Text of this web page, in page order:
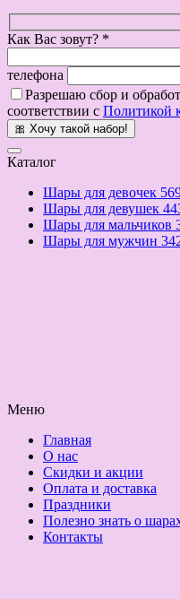
Как Вас зовут? *
телефона
Разрешаю сбор и
соответствии с Политикой
🎀 Хочу такой набор!
Каталог
Шары для девочек
Шары для девушек
Шары для мальчиков
Шары для мужчин
Меню
Главная
О нас
Скидки и акции
Оплата и доставка
Праздники
Полезно знать о
Контакты